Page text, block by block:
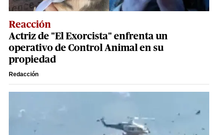
Reacción
Actriz de "El Exorcista" enfrenta un
operativo de Control Animal en su
propiedad
Redacción